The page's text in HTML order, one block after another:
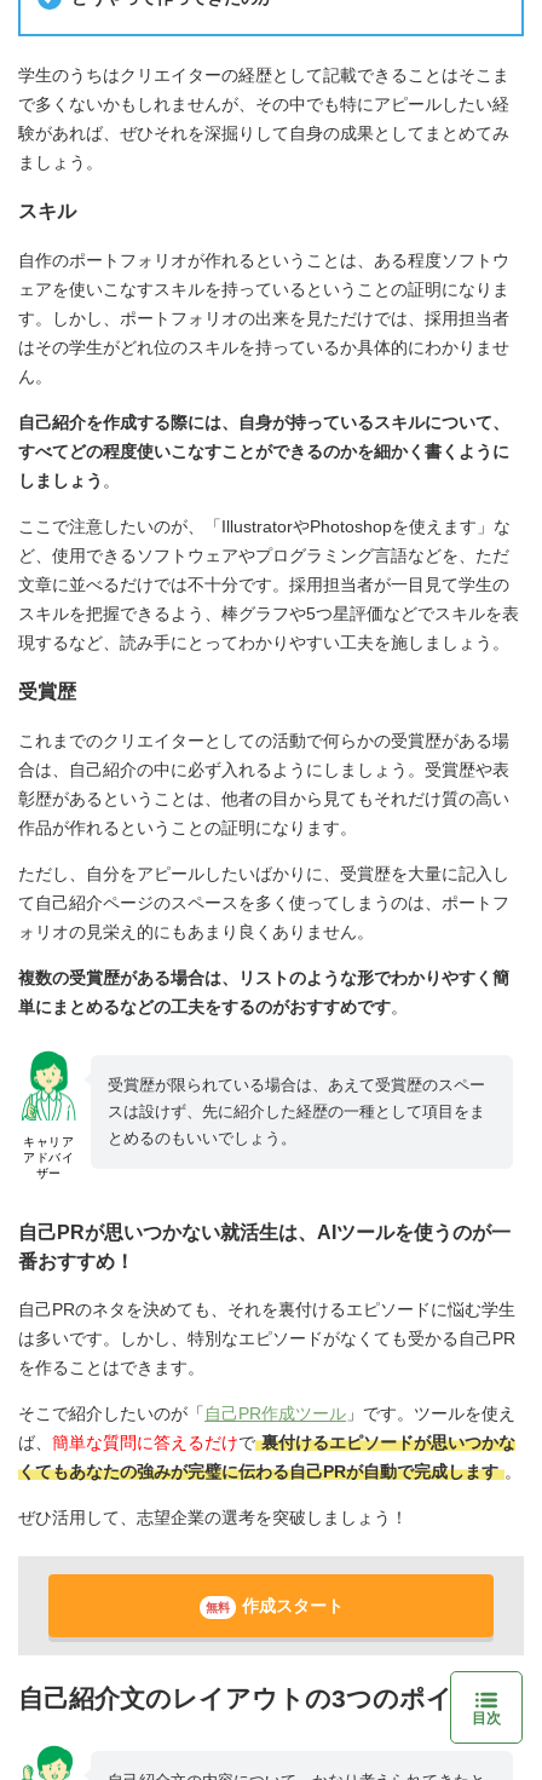
学生のうちはクリエイターの経歴として記載できることはそこま
で多くないかもしれませんが、その中でも特にアピールしたい経
験があれば、ぜひそれを深掘りして自身の成果としてまとめてみ
ましょう。
スキル
自作のポートフォリオが作れるということは、ある程度ソフトウ
ェアを使いこなすスキルを持っているということの証明になりま
す。しかし、ポートフォリオの出来を見ただけでは、採用担当者
はその学生がどれ位のスキルを持っているか具体的にわかりませ
ん。
自己紹介を作成する際には、自身が持っているスキルについて、
すべてどの程度使いこなすことができるのかを細かく書くように
しましょう 。
ここで注意したいのが、「IllustratorやPhotoshopを使えます」な
ど、使用できるソフトウェアやプログラミング言語などを、ただ
文章に並べるだけでは不十分です。採用担当者が一目見て学生の
スキルを把握できるよう、棒グラフや5つ星評価などでスキルを表
現するなど、読み手にとってわかりやすい工夫を施しましょう。
受賞歴
これまでのクリエイターとしての活動で何らかの受賞歴がある場
合は、自己紹介の中に必ず入れるようにしましょう。受賞歴や表
彰歴があるということは、他者の目から見てもそれだけ質の高い
作品が作れるということの証明になります。
ただし、自分をアピールしたいばかりに、受賞歴を大量に記入し
て自己紹介ページのスペースを多く使ってしまうのは、ポートフ
ォリオの見栄え的にもあまり良くありません。
複数の受賞歴がある場合は、リストのような形でわかりやすく簡
単にまとめるなどの工夫をするのがおすすめです。
キャリア
アドバイ
ザー
受賞歴が限られている場合は、あえて受賞歴のスペー
スは設けず、先に紹介した経歴の一種として項目をま
とめるのもいいでしょう。
自己PRが思いつかない就活生は、AIツールを使うのが一
番おすすめ！
自己PRのネタを決めても、それを裏付けるエピソードに悩む学生
は多いです。しかし、特別なエピソードがなくても受かる自己PR
を作ることはできます。
そこで紹介したいのが「 自己PR作成ツール 」です。ツールを使え
ば、 簡単な質問に答えるだけで 裏付けるエピソードが思いつかな
くてもあなたの強みが完璧に伝わる自己PRが自動で完成します 。
ぜひ活用して、志望企業の選考を突破しましょう！
無料 作成スタート
自己紹介文のレイアウトの3つのポイント
目次